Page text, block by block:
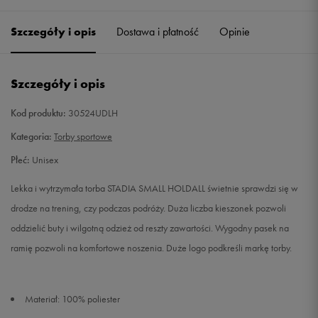
Szczegóły i opis Dostawa i płatność Opinie
Szczegóły i opis
Kod produktu: 30524UDLH
Kategoria: Torby sportowe
Płeć: Unisex
Lekka i wytrzymała torba STADIA SMALL HOLDALL świetnie sprawdzi się w
drodze na trening, czy podczas podróży. Duża liczba kieszonek pozwoli
oddzielić buty i wilgotną odzież od reszty zawartości. Wygodny pasek na
ramię pozwoli na komfortowe noszenia. Duże logo podkreśli markę torby.
Materiał: 100% poliester